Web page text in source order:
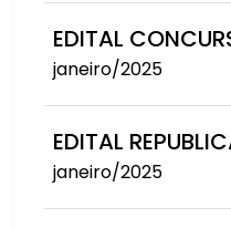
EDITAL
janeiro/2025
EDITAL
janeiro/2025